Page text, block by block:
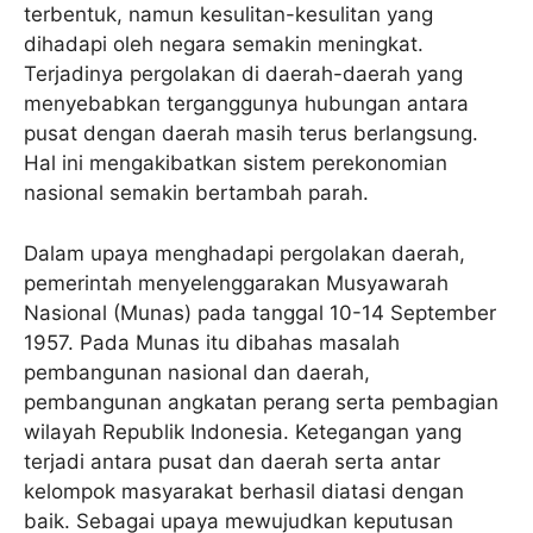
terbentuk, namun kesulitan-kesulitan yang
dihadapi oleh negara semakin meningkat.
Terjadinya pergolakan di daerah-daerah yang
menyebabkan terganggunya hubungan antara
pusat dengan daerah masih terus berlangsung.
Hal ini mengakibatkan sistem perekonomian
nasional semakin bertambah parah.
Dalam upaya menghadapi pergolakan daerah,
pemerintah menyelenggarakan Musyawarah
Nasional (Munas) pada tanggal 10-14 September
1957. Pada Munas itu dibahas masalah
pembangunan nasional dan daerah,
pembangunan angkatan perang serta pembagian
wilayah Republik Indonesia. Ketegangan yang
terjadi antara pusat dan daerah serta antar
kelompok masyarakat berhasil diatasi dengan
baik. Sebagai upaya mewujudkan keputusan